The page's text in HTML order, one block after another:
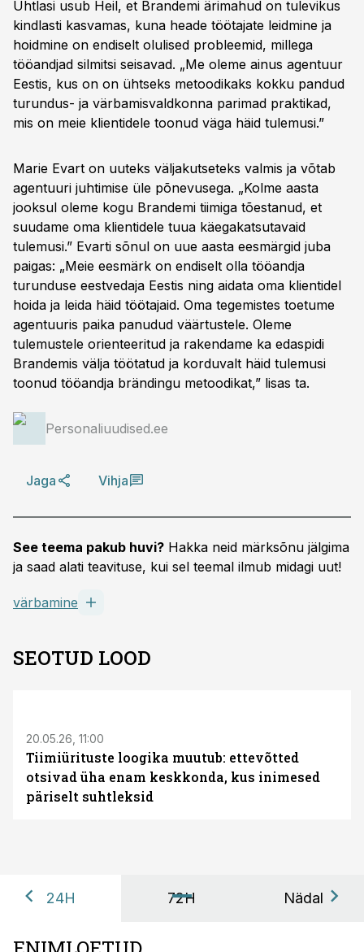
Ühtlasi usub Heil, et Brandemi ärimahud on tulevikus
kindlasti kasvamas, kuna heade töötajate leidmine ja
hoidmine on endiselt olulised probleemid, millega
tööandjad silmitsi seisavad. „Me oleme ainus agentuur
Eestis, kus on on ühtseks metoodikaks kokku pandud
turundus- ja värbamisvaldkonna parimad praktikad,
mis on meie klientidele toonud väga häid tulemusi.”
Marie Evart on uuteks väljakutseteks valmis ja võtab
agentuuri juhtimise üle põnevusega. „Kolme aasta
jooksul oleme kogu Brandemi tiimiga tõestanud, et
suudame oma klientidele tuua käegakatsutavaid
tulemusi.” Evarti sõnul on uue aasta eesmärgid juba
paigas: „Meie eesmärk on endiselt olla tööandja
turunduse eestvedaja Eestis ning aidata oma klientidel
hoida ja leida häid töötajaid. Oma tegemistes toetume
agentuuris paika panudud väärtustele. Oleme
tulemustele orienteeritud ja rakendame ka edaspidi
Brandemis välja töötatud ja korduvalt häid tulemusi
toonud tööandja brändingu metoodikat,” lisas ta.
Personaliuudised.ee
Jaga Vihja
See teema pakub huvi? Hakka neid märksõnu jälgima
ja saad alati teavituse, kui sel teemal ilmub midagi uut!
värbamine
SEOTUD LOOD
20.05.26, 11:00
Tiimiürituste loogika muutub: ettevõtted
otsivad üha enam keskkonda, kus inimesed
päriselt suhtleksid
24H 72H Nädal